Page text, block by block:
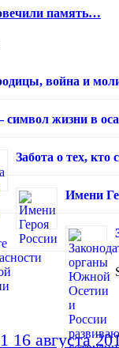
память…
война и
символ жизни в
Забота о тех,
Имени
16 августа